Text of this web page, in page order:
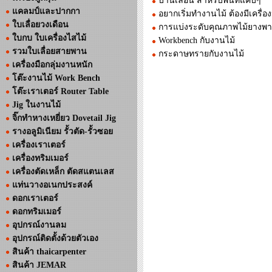
แคลมป์และปากกา
ใบเลื่อยวงเดือน
ใบกบ ใบเครื่องไสไม้
รวมใบเลื่อยสายพาน
เครื่องมือกลุ่มงานหนัก
โต๊ะงานไม้ Work Bench
โต๊ะเราเตอร์ Router Table
Jig ในงานไม้
จิ๊กทำหางเหยี่ยว Dovetail Jig
รางอลูมิเนียม รั้วตัด-รั้วซอย
เครื่องเราเตอร์
เครื่องทริมเมอร์
เครื่องตัดเหล็ก ตัดสแตนเลส
แท่นวางอเนกประสงค์
ดอกเราเตอร์
ดอกทริมเมอร์
อุปกรณ์งานลม
อุปกรณ์ติดตั้งด้วยตัวเอง
สินค้า thaicarpenter
สินค้า JEMAR
อยากเริ่มทำงานไม้ ต้องมีเครื่อ
การแบ่งระดับคุณภาพไม้ยางพ
Workbench กับงานไม้
กระดาษทรายกับงานไม้